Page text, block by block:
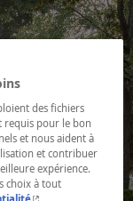
des fichiers
requis pour le bon
et nous aident à
et contribuer
expérience.
choix à tout
- Cet hyperlien